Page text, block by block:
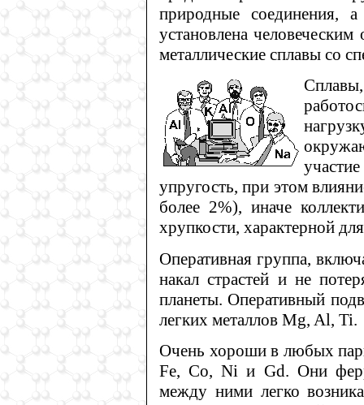
природные соединения,
установлена
металлические сплавы со
упругость, при этом
более 2%), иначе
хрупкости, характерной
Оперативная группа,
накал страстей и не
планеты. Оперативный
легких металлов Mg, Al, Ti.
Очень хороши в любых
Fe, Cо, Ni и Gd. Они
между ними легко